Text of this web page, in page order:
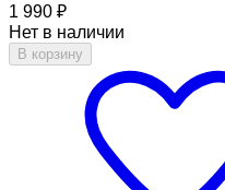
1 990 ₽
Нет в наличии
В корзину